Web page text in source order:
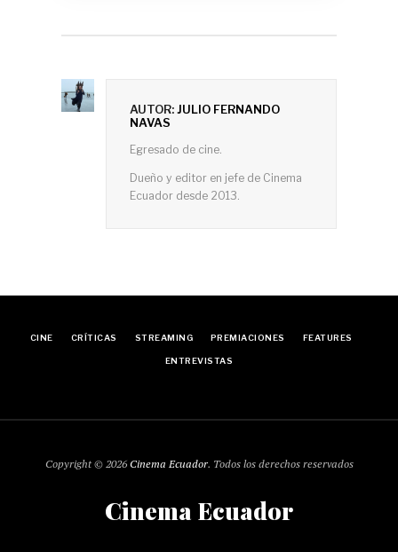
AUTOR:JULIO FERNANDO
NAVAS
Egresado de cine.
Dueño y editor en jefe de Cinema
Ecuador desde 2013.
CINE CRÍTICAS STREAMING PREMIACIONES FEATURES
ENTREVISTAS
Copyright © 2026Cinema Ecuador. Todos los derechos reservados
Cinema Ecuador